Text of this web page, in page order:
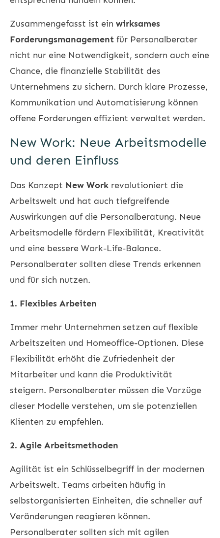
Zusammengefasst ist ein wirksames
Forderungsmanagement für Personalberater
nicht nur eine Notwendigkeit, sondern auch eine
Chance, die finanzielle Stabilität des
Unternehmens zu sichern. Durch klare Prozesse,
Kommunikation und Automatisierung können
offene Forderungen effizient verwaltet werden.
New Work: Neue Arbeitsmodelle
und deren Einfluss
Das Konzept New Work revolutioniert die
Arbeitswelt und hat auch tiefgreifende
Auswirkungen auf die Personalberatung. Neue
Arbeitsmodelle fördern Flexibilität, Kreativität
und eine bessere Work-Life-Balance.
Personalberater sollten diese Trends erkennen
und für sich nutzen.
1. Flexibles Arbeiten
Immer mehr Unternehmen setzen auf flexible
Arbeitszeiten und Homeoffice-Optionen. Diese
Flexibilität erhöht die Zufriedenheit der
Mitarbeiter und kann die Produktivität
steigern. Personalberater müssen die Vorzüge
dieser Modelle verstehen, um sie potenziellen
Klienten zu empfehlen.
2. Agile Arbeitsmethoden
Agilität ist ein Schlüsselbegriff in der modernen
Arbeitswelt. Teams arbeiten häufig in
selbstorganisierten Einheiten, die schneller auf
Veränderungen reagieren können.
Personalberater sollten sich mit agilen